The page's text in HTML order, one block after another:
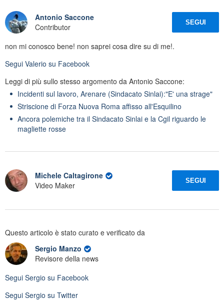
Antonio Saccone
Contributor
SEGUI
non mi conosco bene! non saprei cosa dire su di me!.
Segui Valerio su Facebook
Leggi di più sullo stesso argomento da Antonio Saccone:
Incidenti sul lavoro, Arenare (Sindacato Sinlai):"E' una strage"
Striscione di Forza Nuova Roma affisso all'Esquilino
Ancora polemiche tra il Sindacato Sinlai e la Cgil riguardo le
magliette rosse
Michele Caltagirone
Video Maker
SEGUI
Questo articolo è stato curato e verificato da
Sergio Manzo
Revisore della news
Segui Sergio su Facebook
Segui Sergio su Twitter